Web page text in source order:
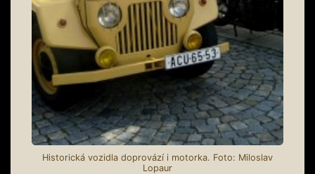
Historická vozidla doprovází i motorka. Foto: Miloslav
Lopaur